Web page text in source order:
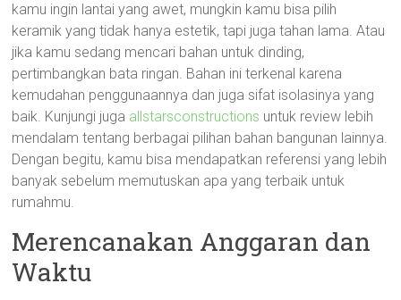
kamu ingin lantai yang awet, mungkin kamu bisa pilih
keramik yang tidak hanya estetik, tapi juga tahan lama. Atau
jika kamu sedang mencari bahan untuk dinding,
pertimbangkan bata ringan. Bahan ini terkenal karena
kemudahan penggunaannya dan juga sifat isolasinya yang
baik. Kunjungi juga allstarsconstructions untuk review lebih
mendalam tentang berbagai pilihan bahan bangunan lainnya.
Dengan begitu, kamu bisa mendapatkan referensi yang lebih
banyak sebelum memutuskan apa yang terbaik untuk
rumahmu.
Merencanakan Anggaran dan
Waktu